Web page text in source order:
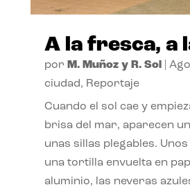
A la fresca, a
por M. Muñoz y R. Sol|
ciudad, Reportaje
Cuando el sol cae y
brisa del mar, aparecen
unas sillas plegables.
una tortilla envuelta en
aluminio, las neveras